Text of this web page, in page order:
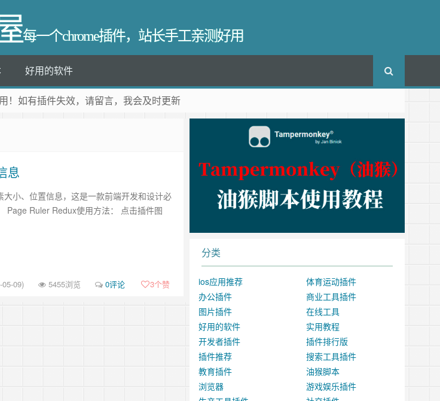
每一个chrome插件，站长手工亲测好用
好用的软件
！如有插件失效，请留言，我会及时更新
息
小、位置信息，这是一款前端开发和设计必
Page Ruler Redux使用方法： 点击插件图
09) 5455浏览 0评论 3个赞
分类
ios应用推荐
体育运动插件
办公插件
商业工具插件
图片插件
在线工具
好用的软件
实用教程
开发者插件
插件排行版
插件推荐
搜索工具插件
教育插件
油猴脚本
浏览器
游戏娱乐插件